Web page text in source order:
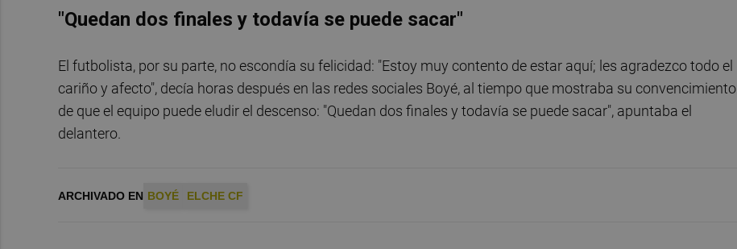
"Quedan dos finales y todavía se puede sacar"
El futbolista, por su parte, no escondía su felicidad: "Estoy muy contento de estar aquí; les agradezco todo el
cariño y afecto", decía horas después en las redes sociales Boyé, al tiempo que mostraba su convencimiento
de que el equipo puede eludir el descenso: "Quedan dos finales y todavía se puede sacar", apuntaba el
delantero.
ARCHIVADO EN BOYÉ ELCHE CF